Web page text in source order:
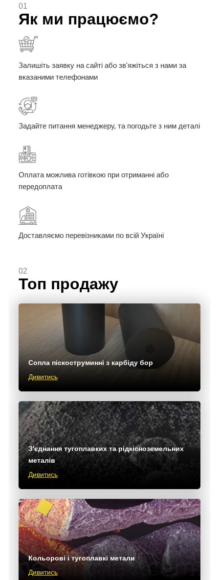
01
Як ми працюємо?
Залишіть заявку на сайті або зв'яжіться з нами за
вказаними телефонами
Задайте питання менеджеру, та погодьте з ним деталі
Оплата можлива готівкою при отриманні або
передоплата
Доставляємо перевізниками по всій Україні
02
Топ продажу
Сопла піскоструминні з карбіду бор
Дивитись
З'єднання тугоплавких та рідкісноземельних
металів
Дивитись
Кольорові і тугоплавкі метали
Дивитись